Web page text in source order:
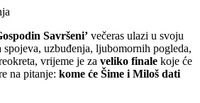
Savršeni’ večeras ulazi u svoju
uzbuđenja, ljubomornih pogleda,
vrijeme je za veliko finale koje će
na pitanje: kome će Šime i Miloš dati